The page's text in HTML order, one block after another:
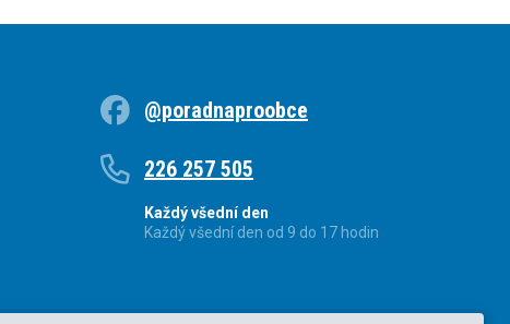
@poradnaproobce
226 257 505
Každý všední den
Každý všední den od 9 do 17 hodin